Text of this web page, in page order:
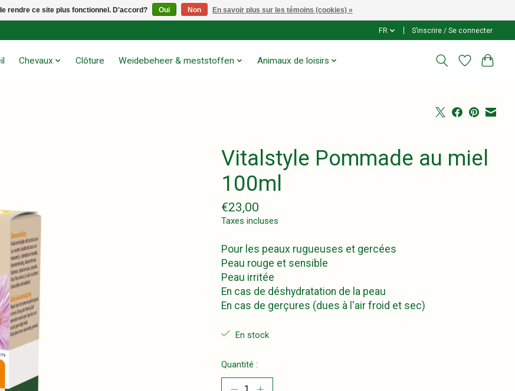
FR S’inscrire / Se connecter
Chevaux Clôture Weidebeheer & meststoffen Animaux de loisirs
Vitalstyle Pommade au miel
100ml
€23,00
Taxes incluses
Pour les peaux rugueuses et gercées
Peau rouge et sensible
Peau irritée
En cas de déshydratation de la peau
En cas de gerçures (dues à l'air froid et sec)
En stock
Quantité :
rendre ce site plus fonctionnel. D'accord? Oui Non En savoir plus sur les témoins (cookies) »